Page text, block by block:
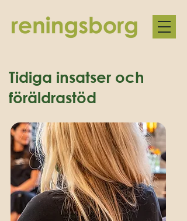
Tidiga insatser och
föräldrastöd